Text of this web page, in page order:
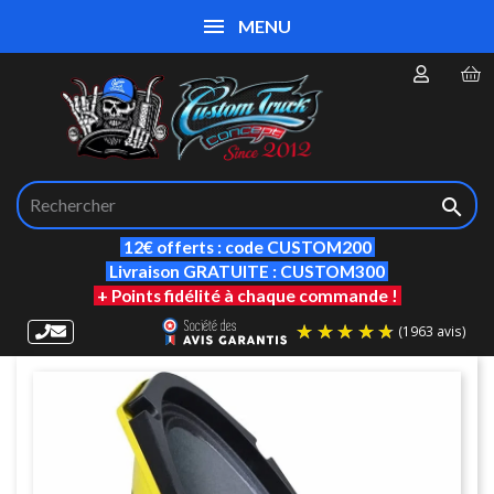

12€ offerts : code CUSTOM200
Livraison GRATUITE : CUSTOM300
+ Points fidélité à chaque commande !
MENU